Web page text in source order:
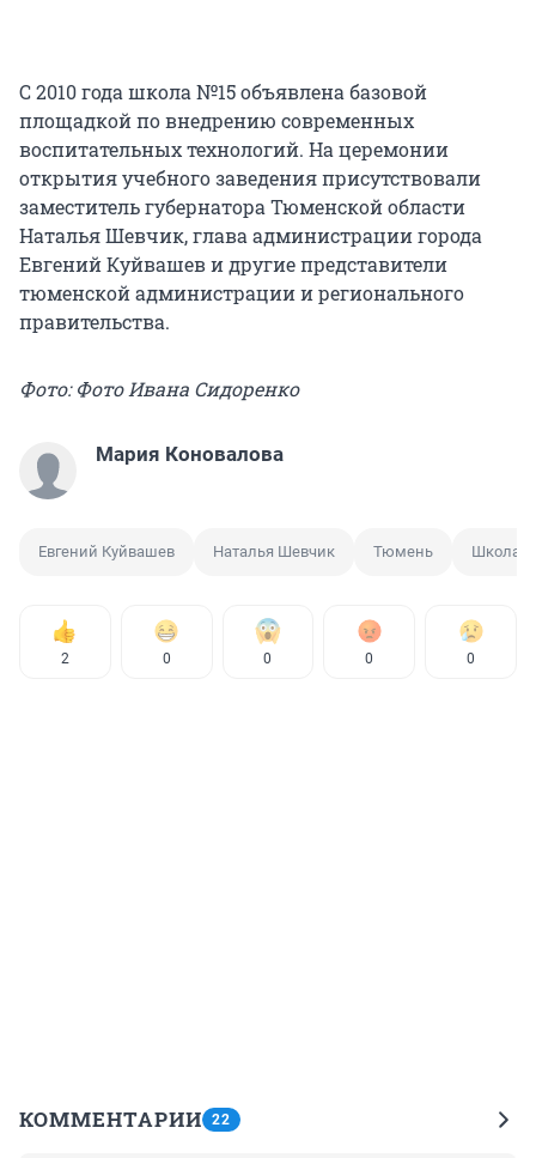
С 2010 года школа №15 объявлена базовой
площадкой по внедрению современных
воспитательных технологий. На церемонии
открытия учебного заведения присутствовали
заместитель губернатора Тюменской области
Наталья Шевчик, глава администрации города
Евгений Куйвашев и другие представители
тюменской администрации и регионального
правительства.
Фото: Фото Ивана Сидоренко
Мария Коновалова
Евгений Куйвашев Наталья Шевчик Тюмень Школа
2 0 0 0 0
КОММЕНТАРИИ 22